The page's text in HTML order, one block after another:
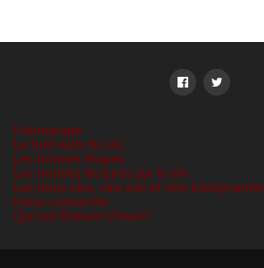
Homepage
Le bon web du vin
Les bonnes étapes
Les bonnes lectures sur le vin
Les bons vins, vins bio et vins biodynamie
Nous contacter
Qui est Bonum Vinum?